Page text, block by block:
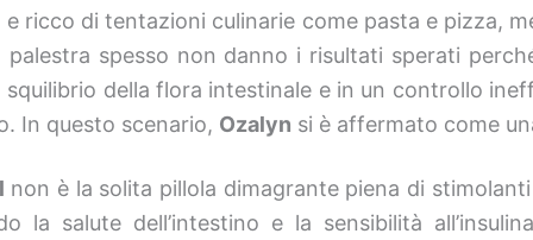
ricco di tentazioni culinarie come pasta e pizza,
spesso non danno i risultati sperati
della flora intestinale e in un controllo
In questo scenario, Ozalyn si è affermato come
non è la solita pillola dimagrante piena di
salute dell’intestino e la sensibilità